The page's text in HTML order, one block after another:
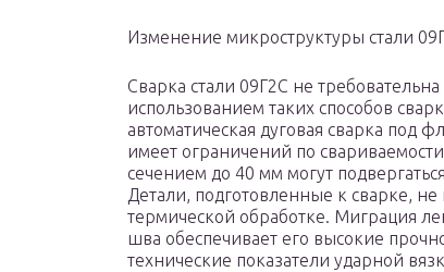
Изменение микроструктуры стали
Сварка стали 09Г2С не
использованием таких способов
автоматическая дуговая сварка под
имеет ограничений по
сечением до 40 мм могут
Детали, подготовленные к сварке,
термической обработке. Миграция
шва обеспечивает его высокие
технические показатели ударной